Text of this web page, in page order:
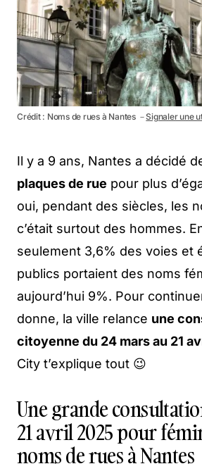
Crédit : Noms de rues à Nantes －Signaler une
Il y a 9 ans, Nantes a décidé
plaques de rue pour plus
oui, pendant des siècles, les
c’était surtout des hommes.
seulement 3,6% des voies et
publics portaient des noms
aujourd’hui 9%. Pour
donne, la ville relance une
citoyenne du 24 mars au 21
City t’explique tout 😉
Une grande
21 avril 2025 pour
noms de rues à Nantes